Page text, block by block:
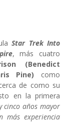
Star Trek Into
, más cuatro
(Benedict
Pine) como
de como su
en la primera
cinco años mayor
más experiencia